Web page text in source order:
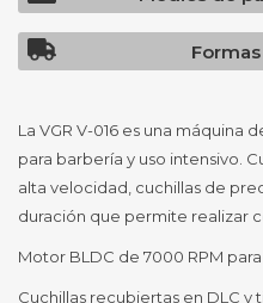
La VGR V-016 es una máquina
para barbería y uso intensivo.
alta velocidad, cuchillas de
duración que permite realizar
Motor BLDC de 7000 RPM
Cuchillas recubiertas en DLC y